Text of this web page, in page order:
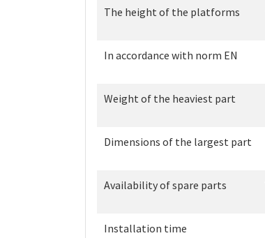
The height of the platforms
In accordance with norm EN
Weight of the heaviest part
Dimensions of the largest part
Availability of spare parts
Installation time